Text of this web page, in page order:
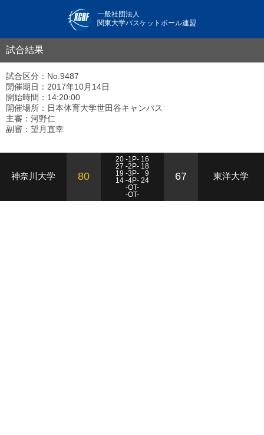
一般社団法人
関東大学バスケットボール連盟
試合結果
試合区分：No.9487
開催期日：2017年10月14日
開始時間：14:20:00
開催場所：日本体育大学世田谷キャンパス
主審：河野仁
副審：望月直幸
神奈川大学 80
20 -1P- 16
27 -2P- 18
19 -3P-
9
14 -4P- 24
-OT-
-OT-
67 東洋大学